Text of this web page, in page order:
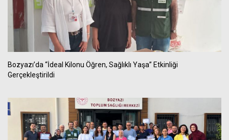
Bozyazı’da “İdeal Kilonu Öğren, Sağlıklı Yaşa” Etkinliği
Gerçekleştirildi